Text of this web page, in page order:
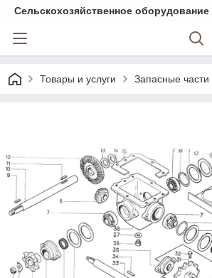
Cельскохозяйственное
Товары и услуги Запасные части